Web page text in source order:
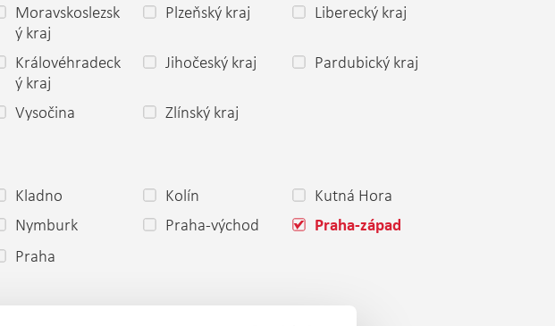
Moravskoslezsk
ý kraj
Plzeňský kraj Liberecký kraj
Královéhradeck
ý kraj
Jihočeský kraj Pardubický kraj
Vysočina Zlínský kraj
Kladno Kolín
Kutná Hora
Nymburk Praha-východ Praha-západ
Praha